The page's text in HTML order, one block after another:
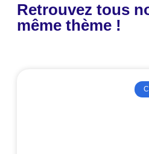
Retrouvez tous
même thème !